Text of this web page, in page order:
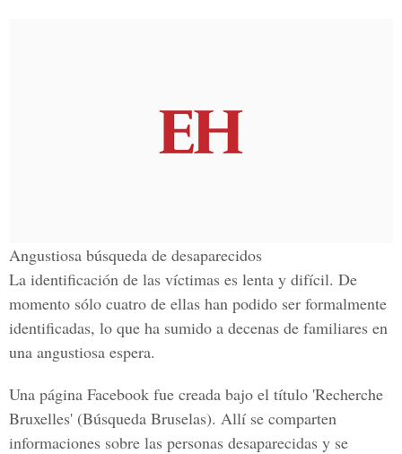
Angustiosa búsqueda de desaparecidos
La identificación de las víctimas es lenta y difícil. De
momento sólo cuatro de ellas han podido ser formalmente
identificadas, lo que ha sumido a decenas de familiares en
una angustiosa espera.
Una página Facebook fue creada bajo el título 'Recherche
Bruxelles' (Búsqueda Bruselas). Allí se comparten
informaciones sobre las personas desaparecidas y se